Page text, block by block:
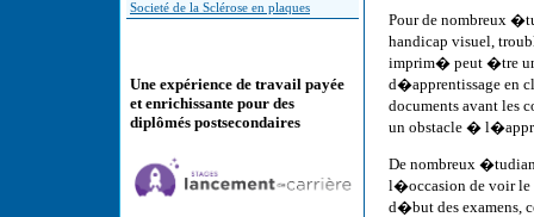
Societé de la Sclérose en plaques
Une expérience de travail payée
et enrichissante pour des
diplômés postsecondaires
Pour de nombreux
handicap visuel,
imprim� peut �tre
d�apprentissage en
documents avant
un obstacle �
De nombreux
l�occasion de voir le
d�but des examens,